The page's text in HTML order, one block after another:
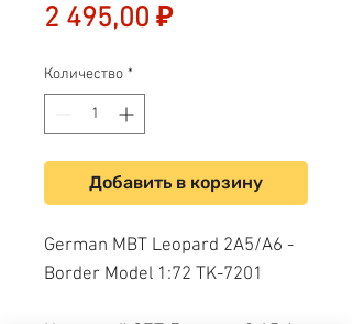
2 495,00 ₽Цена
Количество *
Добавить в корзину
German MBT Leopard 2A5/A6 -
Border Model 1:72 TK-7201